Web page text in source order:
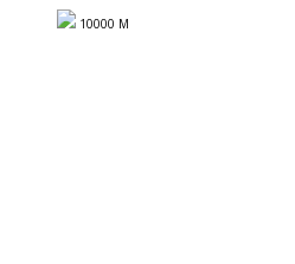
10000 M